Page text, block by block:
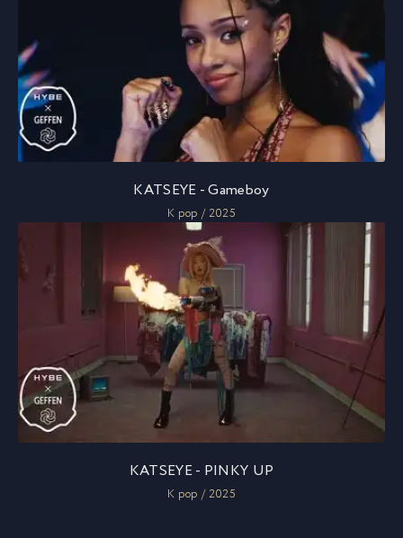
KATSEYE - Gameboy
K pop / 2025
KATSEYE - PINKY UP
K pop / 2025